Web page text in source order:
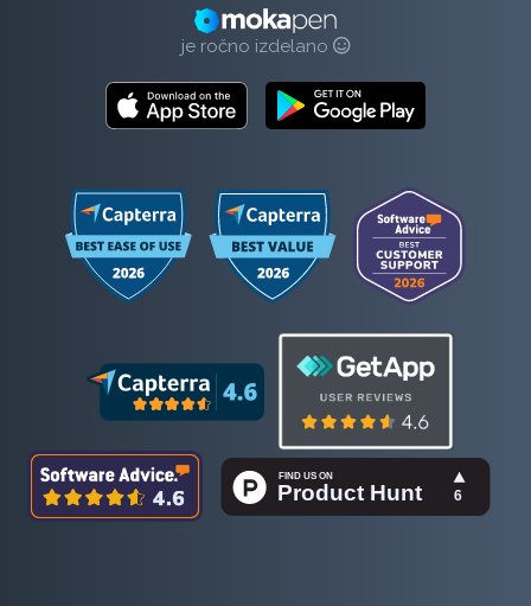
je ročno izdelano